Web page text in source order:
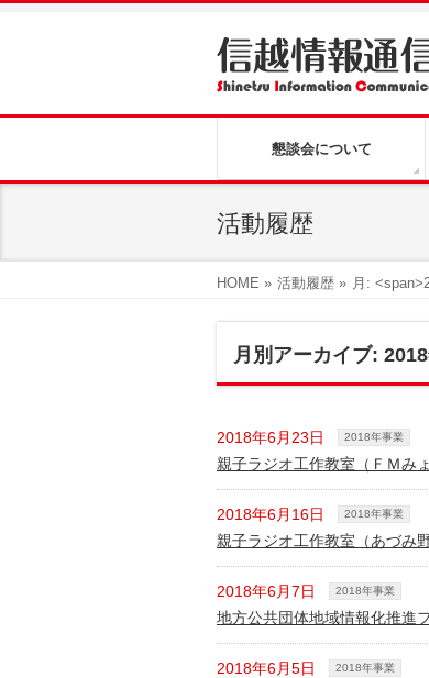
懇談会について
活動履歴
HOME » 活動履歴 » 月:
月別アーカイブ: 2018
2018年6月23日 2018年事業
親子ラジオ工作教室（ＦＭみ
2018年6月16日 2018年事業
親子ラジオ工作教室（あづみ
2018年6月7日 2018年事業
地方公共団体地域情報化推進
2018年6月5日 2018年事業